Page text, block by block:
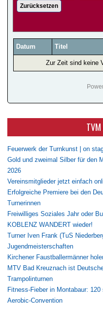
Zurücksetzen
Datum Titel
Zur Zeit sind keine
Feuerwerk der Turnkunst | on
Gold und zweimal Silber für den
2026
Vereinsmitglieder jetzt einfach
Erfolgreiche Premiere bei den
Turnerinnen
Freiwilliges Soziales Jahr oder
KOBLENZ WANDERT wieder!
Turner Iven Frank (TuS
Jugendmeisterschaften
Kirchener Faustballermänner
MTV Bad Kreuznach ist
Trampolinturnen
Fitness-Fieber in Montabaur:
Aerobic-Convention